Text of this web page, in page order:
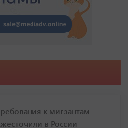
к мигрантам
в России